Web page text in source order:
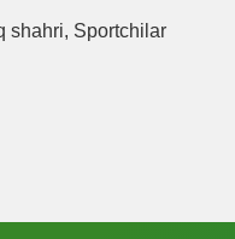
shahri, Sportchilar